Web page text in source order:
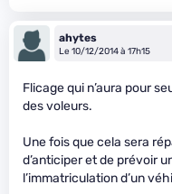
ahytes
Le 10/12/2014 à 17h15
Flicage qui n’aura pour
des voleurs.
Une fois que cela sera
d’anticiper et de prévoir
l’immatriculation d’un